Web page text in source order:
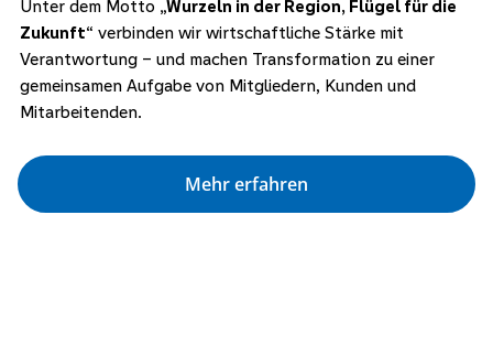
Unter dem Motto „Wurzeln in der Region, Flügel für die
Zukunft“ verbinden wir wirtschaftliche Stärke mit
Verantwortung – und machen Transformation zu einer
gemeinsamen Aufgabe von Mitgliedern, Kunden und
Mitarbeitenden.
Mehr erfahren